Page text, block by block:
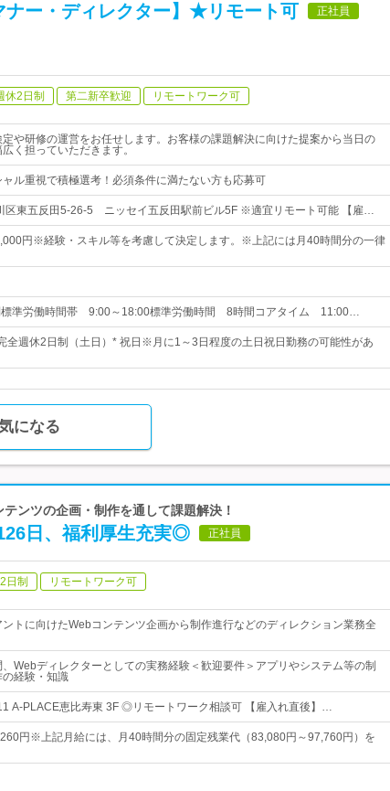
ナー・ディレクター】★リモート可 正社員
休2日制 第二新卒歓迎 リモートワーク可
や研修の運営をお任せします。お客様の課題解決に向けた提案から当日の
く担っていただきます。
ル重視で積極選考！必須条件に満たない方も応募可
区東五反田5-26-5 ニッセイ五反田駅前ビル5F ※適宜リモート可能 【雇…
円※経験・スキル等を考慮して決定します。※上記には月40時間分の一律
標準労働時間帯 9:00～18:00標準労働時間 8時間コアタイム 11:00…
全週休2日制（土日）* 祝日※月に1～3日程度の土日祝日勤務の可能性があ
になる
ンツの企画・制作を通して課題解決！
日、福利厚生充実◎ 正社員
日制 リモートワーク可
トに向けたWebコンテンツ企画から制作進行などのディレクション業務全
Webディレクターとしての実務経験＜歓迎要件＞アプリやシステム等の制
経験・知識
A-PLACE恵比寿東 3F ◎リモートワーク相談可 【雇入れ直後】…
円※上記月給には、月40時間分の固定残業代（83,080円～97,760円）を